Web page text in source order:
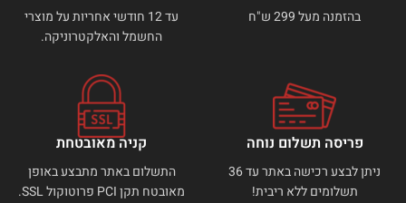
בהזמנה מעל 299 ש"ח
עד 12 חודשי אחריות על מוצרי
החשמל והאלקטרוניקה.
פריסה תשלום נוחה
ניתן לבצע רכישה באתר עד 36
תשלומים ללא ריבית!
קניה מאובטחת
התשלום באתר מתבצע באופן
מאובטח תקן PCI פרוטוקול SSL.